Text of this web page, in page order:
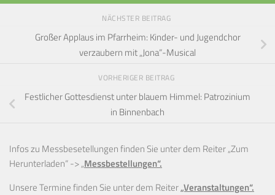
NÄCHSTER BEITRAG
Großer Applaus im Pfarrheim: Kinder- und Jugendchor
verzaubern mit „Jona“-Musical
VORHERIGER BEITRAG
Festlicher Gottesdienst unter blauem Himmel: Patrozinium
in Binnenbach
Infos zu Messbesetellungen finden Sie unter dem Reiter „Zum
Herunterladen“ ->„Messbestellungen“.
Unsere Termine finden Sie unter dem Reiter„Veranstaltungen“.